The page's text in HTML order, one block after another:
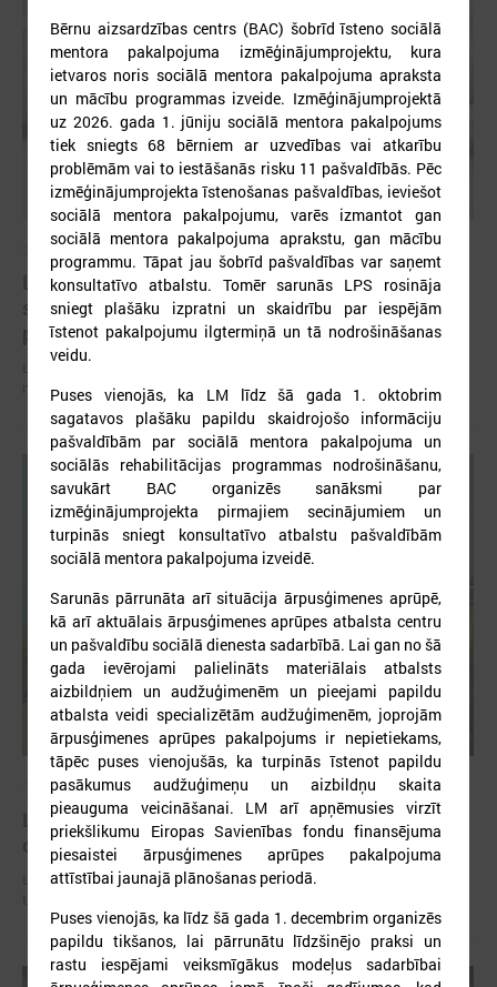
2026. gada 07. jūlijs
LPS un Labklājības ministrija pārrunā DigiSoc
sadarbības līguma nosacījumus un datu
pārvaldību
LPS un Labklājības ministrija pārrunā DigiSoc sadarbības līguma
nosacījumus un datu pārvaldību
2026. gada 02. jūlijs
LPS iesaka likumā noteikt pašvaldības
organizētus sabiedriskā transporta pārvadājumus
LPS iesaka likumā noteikt pašvaldības organizētus sabiedriskā
Bērnu aizsardzības centrs (BAC) šobrīd īsteno sociālā
mentora pakalpojuma izmēģinājumprojektu, kura
ietvaros noris sociālā mentora pakalpojuma apraksta
un mācību programmas izveide. Izmēģinājumprojektā
uz 2026. gada 1. jūniju sociālā mentora pakalpojums
tiek sniegts 68 bērniem ar uzvedības vai atkarību
problēmām vai to iestāšanās risku 11 pašvaldībās. Pēc
izmēģinājumprojekta īstenošanas pašvaldības, ieviešot
sociālā mentora pakalpojumu, varēs izmantot gan
sociālā mentora pakalpojuma aprakstu, gan mācību
programmu. Tāpat jau šobrīd pašvaldības var saņemt
konsultatīvo atbalstu. Tomēr sarunās LPS rosināja
sniegt plašāku izpratni un skaidrību par iespējām
īstenot pakalpojumu ilgtermiņā un tā nodrošināšanas
veidu.
Puses vienojās, ka LM līdz šā gada 1. oktobrim
sagatavos plašāku papildu skaidrojošo informāciju
pašvaldībām par sociālā mentora pakalpojuma un
sociālās rehabilitācijas programmas nodrošināšanu,
savukārt BAC organizēs sanāksmi par
izmēģinājumprojekta pirmajiem secinājumiem un
turpinās sniegt konsultatīvo atbalstu pašvaldībām
sociālā mentora pakalpojuma izveidē.
Sarunās pārrunāta arī situācija ārpusģimenes aprūpē,
kā arī aktuālais ārpusģimenes aprūpes atbalsta centru
un pašvaldību sociālā dienesta sadarbībā. Lai gan no šā
gada ievērojami palielināts materiālais atbalsts
aizbildņiem un audžuģimenēm un pieejami papildu
atbalsta veidi specializētām audžuģimenēm, joprojām
ārpusģimenes aprūpes pakalpojums ir nepietiekams,
tāpēc puses vienojušās, ka turpinās īstenot papildu
pasākumus audžuģimeņu un aizbildņu skaita
pieauguma veicināšanai. LM arī apņēmusies virzīt
priekšlikumu Eiropas Savienības fondu finansējuma
piesaistei ārpusģimenes aprūpes pakalpojuma
attīstībai jaunajā plānošanas periodā.
Puses vienojās, ka līdz šā gada 1. decembrim organizēs
papildu tikšanos, lai pārrunātu līdzšinējo praksi un
rastu iespējami veiksmīgākus modeļus sadarbībai